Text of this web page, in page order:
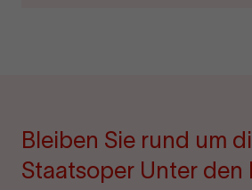
Bleiben Sie rund um
Staatsoper Unter den